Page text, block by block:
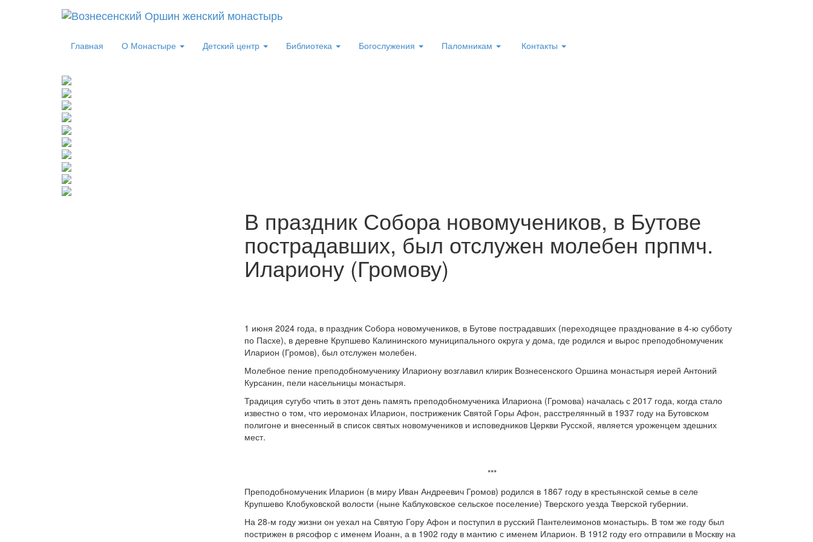
Главная О Монастыре Детский центр Библиотека Богослужения Паломникам Контакты
В праздник Собора новомучеников, в Бутове
пострадавших, был отслужен молебен прпмч.
Илариону (Громову)
1 июня 2024 года, в праздник Собора новомучеников, в Бутове пострадавших (переходящее празднование в 4-ю субботу
по Пасхе), в деревне Крупшево Калининского муниципального округа у дома, где родился и вырос преподобномученик
Иларион (Громов), был отслужен молебен.
Молебное пение преподобномученику Илариону возглавил клирик Вознесенского Оршина монастыря иерей Антоний
Курсанин, пели насельницы монастыря.
Традиция сугубо чтить в этот день память преподобномученика Илариона (Громова) началась с 2017 года, когда стало
известно о том, что иеромонах Иларион, постриженик Святой Горы Афон, расстрелянный в 1937 году на Бутовском
полигоне и внесенный в список святых новомучеников и исповедников Церкви Русской, является уроженцем здешних
мест.
***
Преподобномученик Иларион (в миру Иван Андреевич Громов) родился в 1867 году в крестьянской семье в селе
Крупшево Клобуковской волости (ныне Каблуковское сельское поселение) Тверского уезда Тверской губернии.
На 28-м году жизни он уехал на Святую Гору Афон и поступил в русский Пантелеимонов монастырь. В том же году был
пострижен в рясофор с именем Иоанн, а в 1902 году в мантию с именем Иларион. В 1912 году его отправили в Москву на